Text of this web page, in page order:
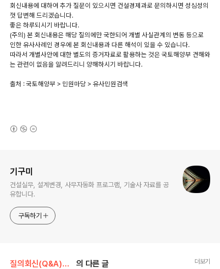
회신내용에 대하여 추가 질문이 있으시면 건설경제과로 문의하시면 성심성의
껏 답변해 드리겠습니다.
좋은 하루되시기 바랍니다.
(주의) 본 회신내용은 해당 질의에만 국한되어 개별 사실관계의 변동 등으로
인한 유사사례인 경우에 본 회신내용과 다른 해석이 있을 수 있습니다.
따라서 개별사안에 대한 별도의 증거자료로 활용하는 것은 국토해양부 견해와
는 관련이 없음을 알려드리니 양해하시기 바랍니다.
출처 : 국토해양부 > 민원마당 > 유사민원검색
기구미
건설실무, 설계변경, 사무자동화 프로그램, 기술사 자료를 공
유합니다.
구독하기
질의회신(Q&A)모음/하도급관련 의 다른 글 더보기